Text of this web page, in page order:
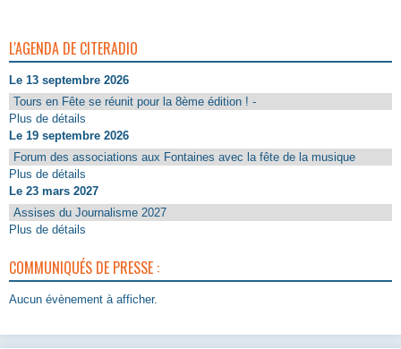
L'AGENDA DE CITERADIO
Le 13 septembre 2026
Tours en Fête se réunit pour la 8ème édition ! -
Plus de détails
Le 19 septembre 2026
Forum des associations aux Fontaines avec la fête de la musique
Plus de détails
Le 23 mars 2027
Assises du Journalisme 2027
Plus de détails
COMMUNIQUÉS DE PRESSE :
Aucun évènement à afficher.